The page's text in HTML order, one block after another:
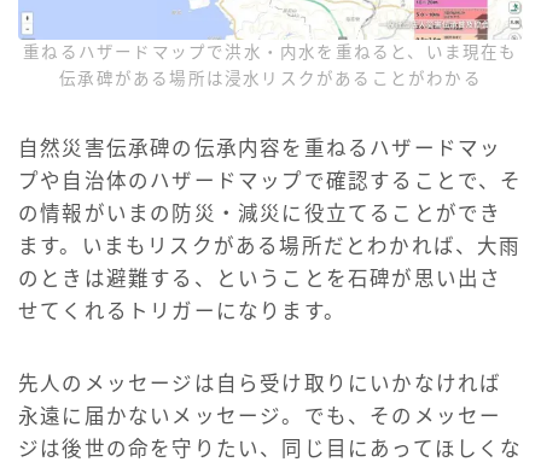
重ねるハザードマップで洪水・内水を重ねると、いま現在も
伝承碑がある場所は浸水リスクがあることがわかる
自然災害伝承碑の伝承内容を重ねるハザードマッ
プや自治体のハザードマップで確認することで、そ
の情報がいまの防災・減災に役立てることができ
ます。いまもリスクがある場所だとわかれば、大雨
のときは避難する、ということを石碑が思い出さ
せてくれるトリガーになります。
先人のメッセージは自ら受け取りにいかなければ
永遠に届かないメッセージ。でも、そのメッセー
ジは後世の命を守りたい、同じ目にあってほしくな